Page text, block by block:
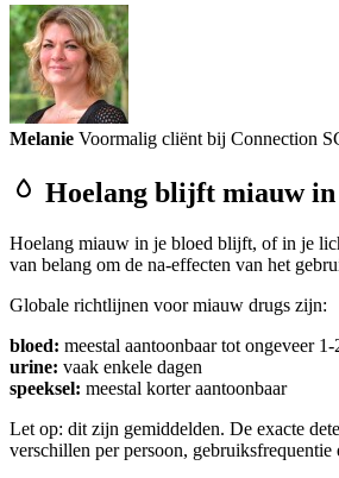
Melanie Voormalig cliënt bij Connection
Hoelang blijft miauw in
Hoelang miauw in je bloed blijft, of in je
van belang om de na-effecten van het
Globale richtlijnen voor miauw drugs zijn:
bloed: meestal aantoonbaar tot ongeveer 1-
urine: vaak enkele dagen
speeksel: meestal korter aantoonbaar
Let op: dit zijn gemiddelden. De exacte
verschillen per persoon, gebruiksfrequentie